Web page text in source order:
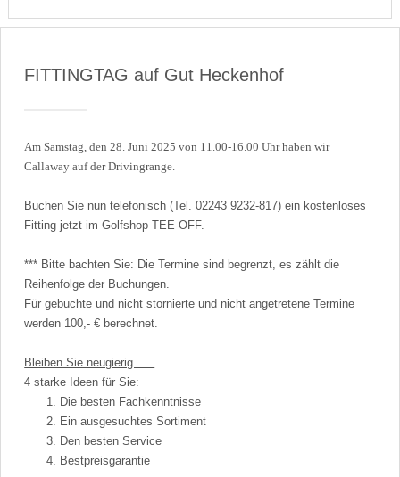
FITTINGTAG auf Gut Heckenhof
Am Samstag, den 28. Juni 2025 von 11.00-16.00 Uhr haben wir
Callaway auf der Drivingrange.
Buchen Sie nun telefonisch (Tel. 02243 9232-817) ein kostenloses
Fitting jetzt im Golfshop TEE-OFF.
*** Bitte bachten Sie: Die Termine sind begrenzt, es zählt die
Reihenfolge der Buchungen.
Für gebuchte und nicht stornierte und nicht angetretene Termine
werden 100,- € berechnet.
Bleiben Sie neugierig ...
4 starke Ideen für Sie:
Die besten Fachkenntnisse
Ein ausgesuchtes Sortiment
Den besten Service
Bestpreisgarantie